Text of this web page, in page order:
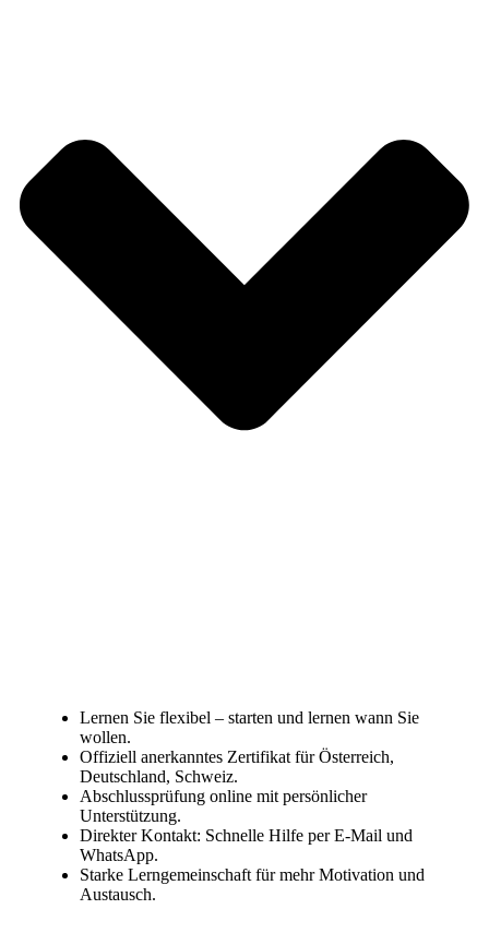
Lernen Sie flexibel – starten und lernen wann Sie
wollen.
Offiziell anerkanntes Zertifikat für Österreich,
Deutschland, Schweiz.
Abschlussprüfung online mit persönlicher
Unterstützung.
Direkter Kontakt: Schnelle Hilfe per E-Mail und
WhatsApp.
Starke Lerngemeinschaft für mehr Motivation und
Austausch.